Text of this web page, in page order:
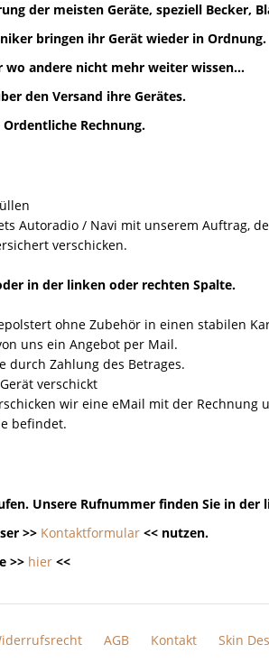
der meisten Geräte, speziell Becker,
bringen ihr Gerät wieder in Ordnung.
wo andere nicht mehr weiter wissen...
den Versand ihre Gerätes.
Rechnung.
Autoradio / Navi mit unserem Auftrag,
verschicken.
in der linken oder rechten Spalte.
ohne Zubehör in einen stabilen
uns ein Angebot per Mail.
durch Zahlung des Betrages.
verschickt
wir eine eMail mit der Rechnung
befindet.
Unsere Rufnummer finden Sie in der
>> Kontaktformular << nutzen.
>> hier <<
AGB Kontakt Skin